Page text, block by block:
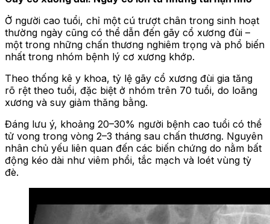
Ở người cao tuổi, chỉ một cú trượt chân trong sinh hoạt
thường ngày cũng có thể dẫn đến gãy cổ xương đùi –
một trong những chấn thương nghiêm trọng và phổ biến
nhất trong nhóm bệnh lý cơ xương khớp.
Theo thống kê y khoa, tỷ lệ gãy cổ xương đùi gia tăng
rõ rệt theo tuổi, đặc biệt ở nhóm trên 70 tuổi, do loãng
xương và suy giảm thăng bằng.
Đáng lưu ý, khoảng 20–30% người bệnh cao tuổi có thể
tử vong trong vòng 2–3 tháng sau chấn thương. Nguyên
nhân chủ yếu liên quan đến các biến chứng do nằm bất
động kéo dài như viêm phổi, tắc mạch và loét vùng tỳ
đè.